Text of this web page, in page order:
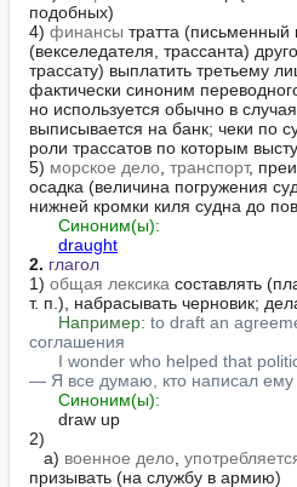
подобных)
4) финансы тратта (письменный
(векселедателя, трассанта)
трассату) выплатить третьему
фактически синоним
но используется обычно в
выписывается на банк; чеки по
роли трассатов по которым
5) морское дело транспорт,
осадка (величина погружения
нижней кромки киля судна до
Синоним(ы):
draught
2. глагол
1) общая лексика составлять
т. п.), набрасывать черновик;
Например: to draft an
соглашения
I wonder who helped that
— Я все думаю, кто написал ему
Синоним(ы):
2)
   а)
военное дело
призывать (на службу в армию)